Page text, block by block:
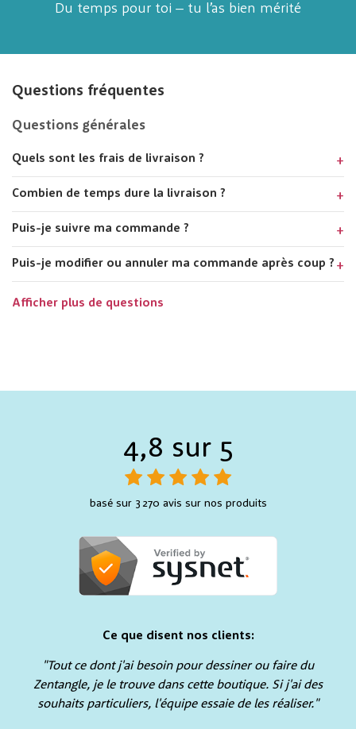
Du temps pour toi – tu l’as bien mérité
Questions fréquentes
Questions générales
Quels sont les frais de livraison ?
Combien de temps dure la livraison ?
Puis-je suivre ma commande ?
Puis-je modifier ou annuler ma commande après coup ?
Afficher plus de questions
4,8 sur 5
basé sur 3 270 avis sur nos produits
Ce que disent nos clients:
"Tout ce dont j'ai besoin pour dessiner ou faire du
Zentangle, je le trouve dans cette boutique. Si j'ai des
souhaits particuliers, l'équipe essaie de les réaliser."